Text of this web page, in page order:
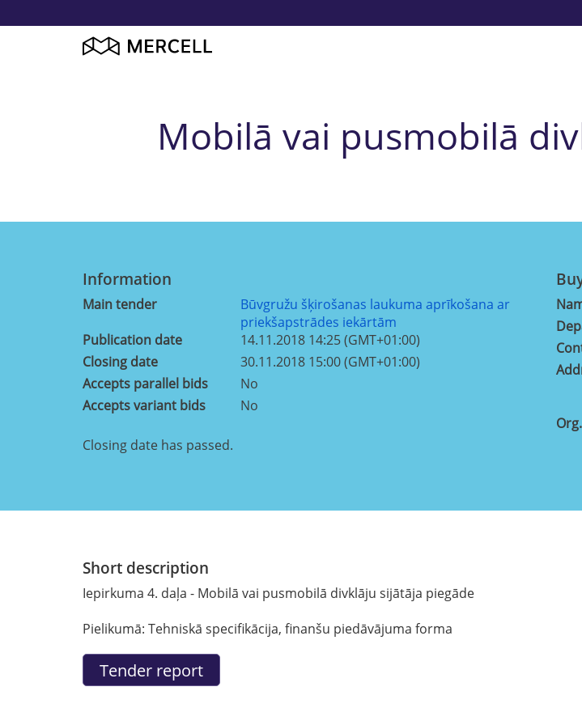
Mobilā vai pusmobilā
Information
Main tender
Būvgružu šķirošanas laukuma aprīkošana ar
priekšapstrādes iekārtām
Publication date
14.11.2018 14:25 (GMT+01:00)
Closing date
30.11.2018 15:00 (GMT+01:00)
Accepts parallel bids
No
Accepts variant bids
No
Closing date has passed.
Short description
Iepirkuma 4. daļa - Mobilā vai pusmobilā divklāju sijātāja piegāde
Pielikumā: Tehniskā specifikācija, finanšu piedāvājuma forma